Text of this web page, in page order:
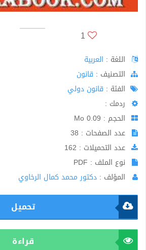
1
اللغة : العربية
اﻟﺘﺼﻨﻴﻒ : قانون
الفئة : قانون دولي
ردمك :
الحجم : 0.09 Mo
عدد الصفحات : 38
عدد التحميلات : 162
نوع الملف : PDF
المؤلف : دكتور محمد كمال الرخاوي
تحميل
قراءة